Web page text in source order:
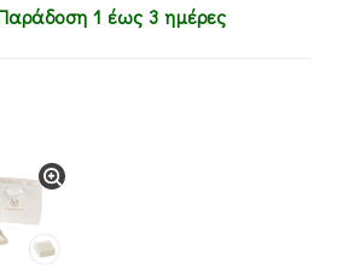
1 έως 3 ημέρες